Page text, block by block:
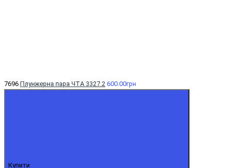
7696 Плунжерна пара ЧТА 3327.2 600.00грн
Купити